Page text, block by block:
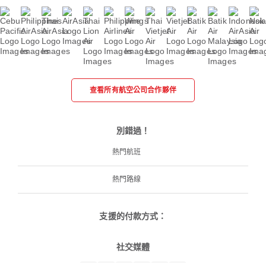
查看所有航空公司合作夥伴
別錯過！
熱門航班
熱門路線
支援的付款方式：
社交媒體